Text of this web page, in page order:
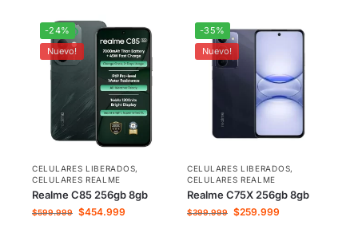
-24%
Nuevo!
CELULARES LIBERADOS,
CELULARES REALME
Realme C85 256gb 8gb
$599.999 $454.999
-35%
Nuevo!
CELULARES LIBERADOS,
CELULARES REALME
Realme C75X 256gb 8gb
$399.999 $259.999